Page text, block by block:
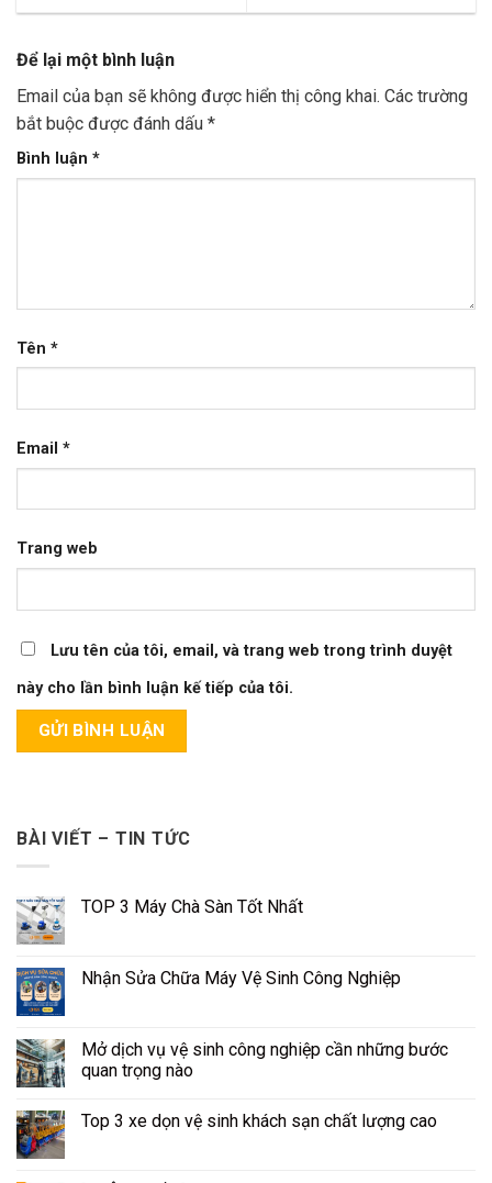
Để lại một bình luận
Email của bạn sẽ không được hiển thị công khai. Các trường
bắt buộc được đánh dấu *
Bình luận *
Tên *
Email *
Trang web
Lưu tên của tôi, email, và trang web trong trình duyệt
này cho lần bình luận kế tiếp của tôi.
BÀI VIẾT – TIN TỨC
TOP 3 Máy Chà Sàn Tốt Nhất
Nhận Sửa Chữa Máy Vệ Sinh Công Nghiệp
Mở dịch vụ vệ sinh công nghiệp cần những bước
quan trọng nào
Top 3 xe dọn vệ sinh khách sạn chất lượng cao